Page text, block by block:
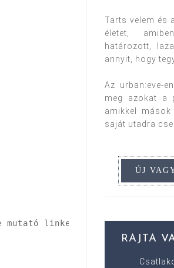
linket tedd ki a saját
Tarts velem és
életet,
határozott,
annyit, hogy
Az urban:eve-
meg azokat a
amikkel mások
saját utadra
RAJTA